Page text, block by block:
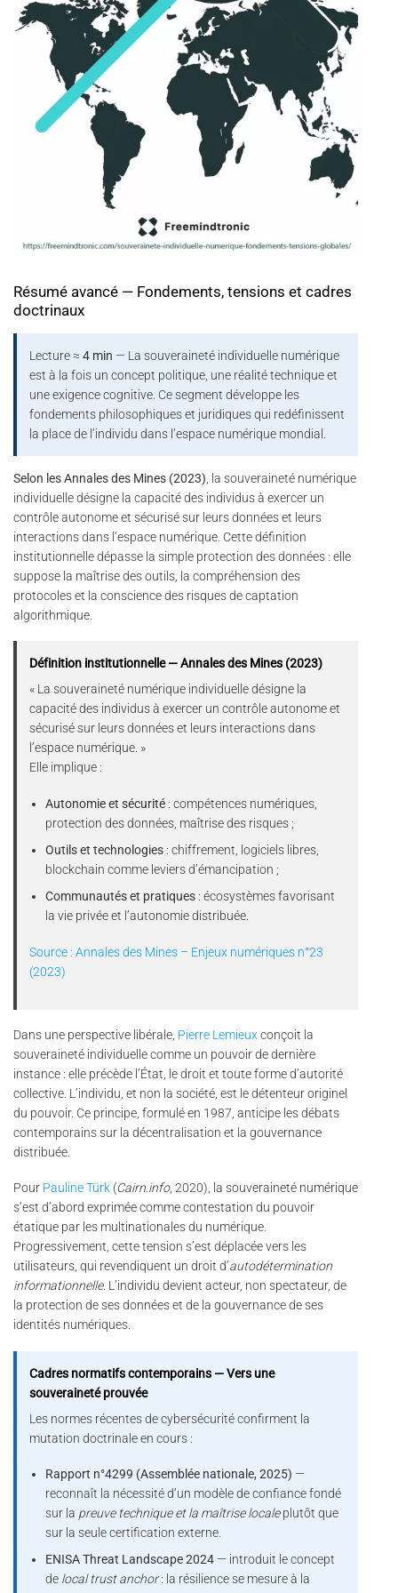
Résumé avancé — Fondements, tensions et cadres
doctrinaux
Lecture ≈4 min — La souveraineté individuelle numérique
est à la fois un concept politique, une réalité technique et
une exigence cognitive. Ce segment développe les
fondements philosophiques et juridiques qui redéfinissent
la place de l’individu dans l’espace numérique mondial.
Selon les Annales des Mines (2023) , la souveraineté numérique
individuelle désigne la capacité des individus à exercer un
contrôle autonome et sécurisé sur leurs données et leurs
interactions dans l’espace numérique. Cette définition
institutionnelle dépasse la simple protection des données : elle
suppose la maîtrise des outils, la compréhension des
protocoles et la conscience des risques de captation
algorithmique.
Définition institutionnelle — Annales des Mines (2023)
« La souveraineté numérique individuelle désigne la
capacité des individus à exercer un contrôle autonome et
sécurisé sur leurs données et leurs interactions dans
l’espace numérique. »
Elle implique :
Autonomie et sécurité : compétences numériques,
protection des données, maîtrise des risques ;
Outils et technologies : chiffrement, logiciels libres,
blockchain comme leviers d’émancipation ;
Communautés et pratiques : écosystèmes favorisant
la vie privée et l’autonomie distribuée.
Source : Annales des Mines – Enjeux numériques n°23
(2023)
Dans une perspective libérale, Pierre Lemieuxconçoit la
souveraineté individuelle comme un pouvoir de dernière
instance : elle précède l’État, le droit et toute forme d’autorité
collective. L’individu, et non la société, est le détenteur originel
du pouvoir. Ce principe, formulé en 1987, anticipe les débats
contemporains sur la décentralisation et la gouvernance
distribuée.
Pour Pauline Türk (Cairn.info, 2020), la souveraineté numérique
s’est d’abord exprimée comme contestation du pouvoir
étatique par les multinationales du numérique.
Progressivement, cette tension s’est déplacée vers les
utilisateurs, qui revendiquent un droit d’autodétermination
informationnelle. L’individu devient acteur, non spectateur, de
la protection de ses données et de la gouvernance de ses
identités numériques.
Cadres normatifs contemporains — Vers une
souveraineté prouvée
Les normes récentes de cybersécurité confirment la
mutation doctrinale en cours :
Rapport n°4299 (Assemblée nationale, 2025) —
reconnaît la nécessité d’un modèle de confiance fondé
sur la preuve technique et la maîtrise localeplutôt que
sur la seule certification externe.
ENISA Threat Landscape 2024 — introduit le concept
de local trust anchor: la résilience se mesure à la